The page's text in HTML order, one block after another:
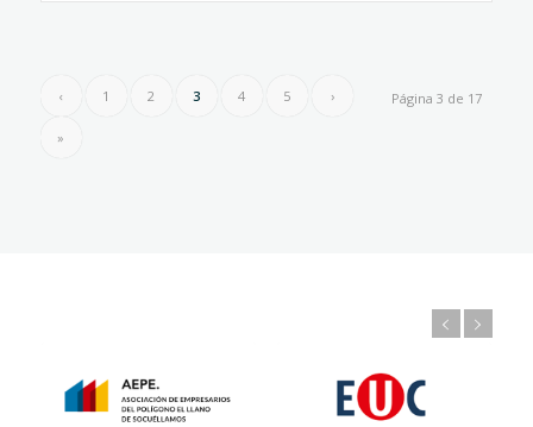
Página 3 de 17
‹ 1 2 3 4 5 ›
»